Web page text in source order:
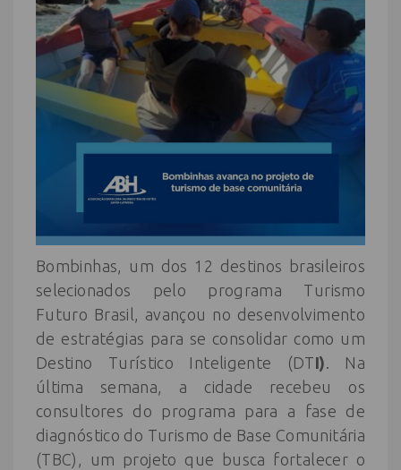
Bombinhas, um dos 12 destinos brasileiros
selecionados pelo programa Turismo
Futuro Brasil, avançou no desenvolvimento
de estratégias para se consolidar como um
Destino Turístico Inteligente (DTI) . Na
última semana, a cidade recebeu os
consultores do programa para a fase de
diagnóstico do Turismo de Base Comunitária
(TBC), um projeto que busca fortalecer o